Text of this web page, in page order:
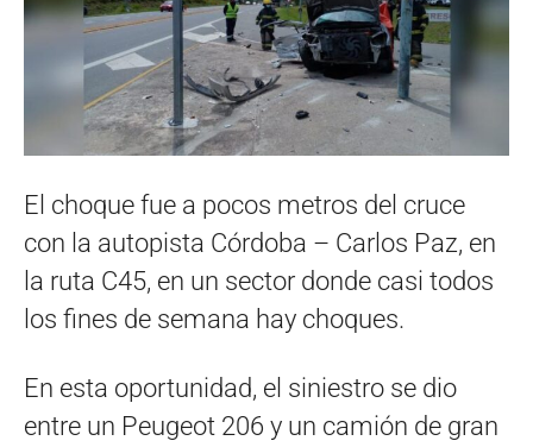
El choque fue a pocos metros del cruce
con la autopista Córdoba – Carlos Paz, en
la ruta C45, en un sector donde casi todos
los fines de semana hay choques.
En esta oportunidad, el siniestro se dio
entre un Peugeot 206 y un camión de gran